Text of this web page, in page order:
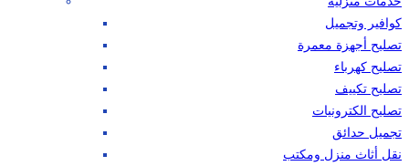
كوافير وتجميل
تصليح أجهزة معمرة
تصليح كهرباء
تصليح تكييف
تصليح الكترونيات
تجميل حدائق
نقل أثاث منزل ومكتب